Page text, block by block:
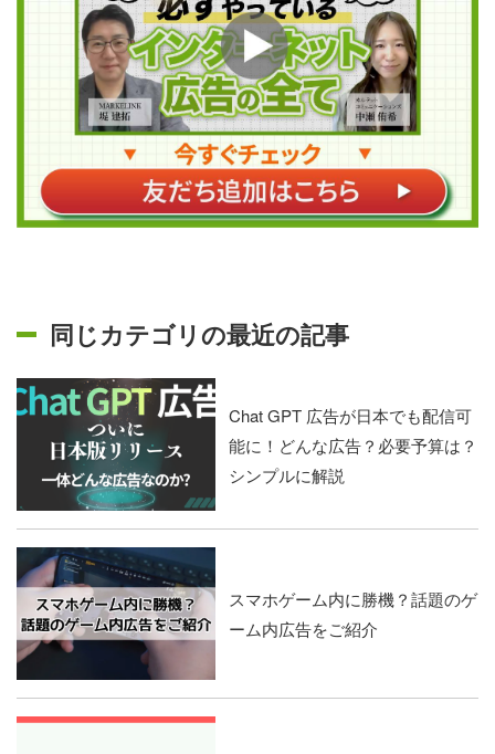
同じカテゴリの最近の記事
Chat GPT 広告が日本でも配信可
能に！どんな広告？必要予算は？
シンプルに解説
スマホゲーム内に勝機？話題のゲ
ーム内広告をご紹介